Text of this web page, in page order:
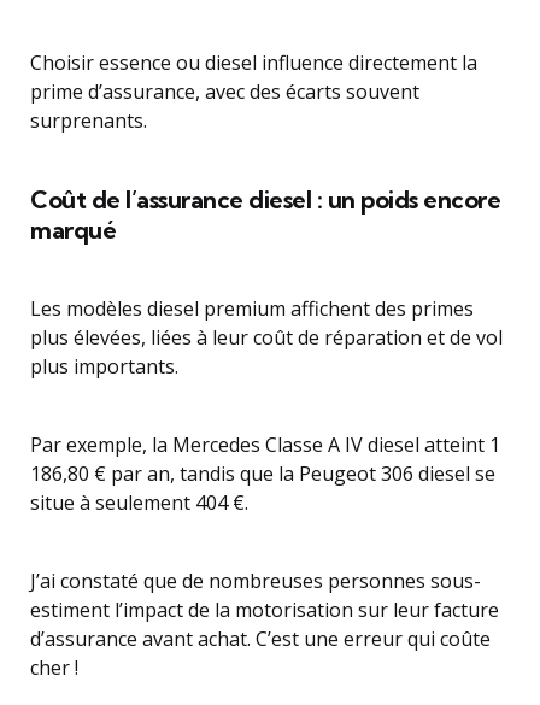
Choisir essence ou diesel influence directement la
prime d’assurance, avec des écarts souvent
surprenants.
Coût de l’assurance diesel : un poids encore
marqué
Les modèles diesel premium affichent des primes
plus élevées, liées à leur coût de réparation et de vol
plus importants.
Par exemple, la Mercedes Classe A IV diesel atteint 1
186,80 € par an, tandis que la Peugeot 306 diesel se
situe à seulement 404 €.
J’ai constaté que de nombreuses personnes sous-
estiment l’impact de la motorisation sur leur facture
d’assurance avant achat. C’est une erreur qui coûte
cher !